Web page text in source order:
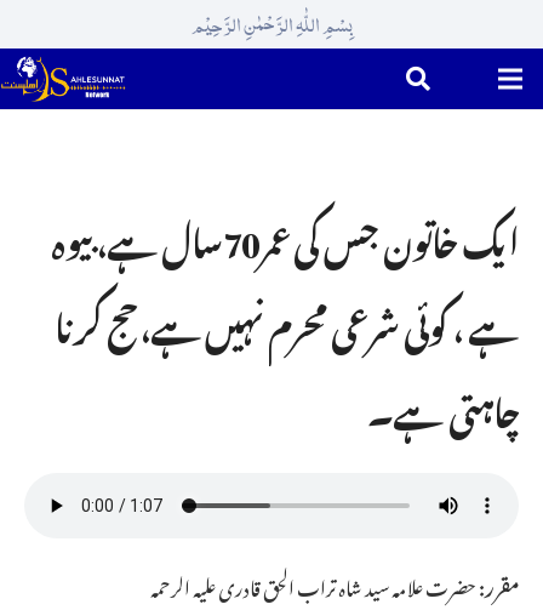
بِسْمِ اللّٰہِ الرَّحْمٰنِ الرَّحِیْم
ایک خاتون جس کی عمر70سال ہے، بیوہ
ہے ، کوئی شرعی مِحرم نہیں ہے، حج کرنا
چاہتی ہے۔
مقرر:حضرت علامہ سید شاہ تراب الحق قادری علیہ الرحمہ